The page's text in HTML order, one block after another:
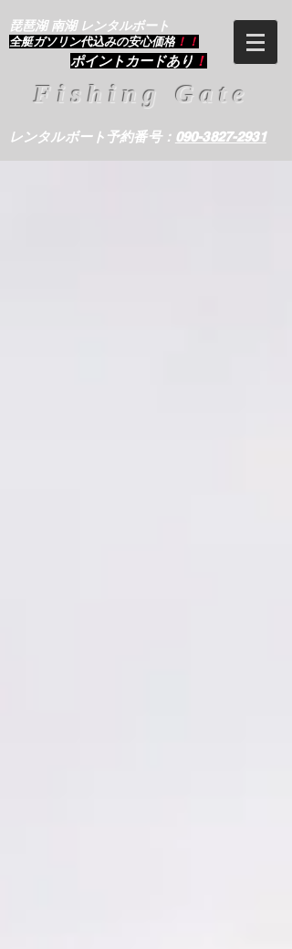
琵琶湖 南湖 レンタルボート
​全艇ガソリン代込みの安心価格 ！！
ポイントカードあり ！
Fishing Gate
レンタルボート予約番号： 090-3827-2931